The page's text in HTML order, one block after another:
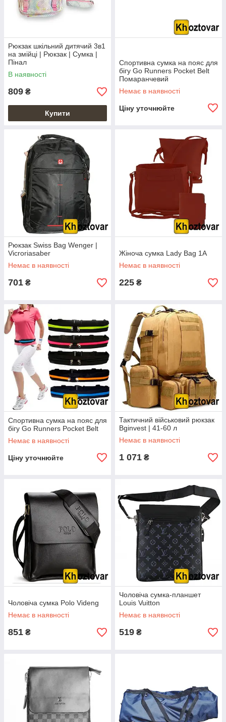
Рюкзак шкільний дитячий 3в1
на змійці | Рюкзак | Сумка |
Пінал
В наявності
809 ₴
Купити
Спортивна сумка на пояс для
бігу Go Runners Pocket Belt
Помаранчевий
Немає в наявності
Ціну уточнюйте
Рюкзак Swiss Bag Wenger |
Vicroriasaber
Немає в наявності
701 ₴
Жіноча сумка Lady Bag 1A
Немає в наявності
225 ₴
Спортивна сумка на пояс для
бігу Go Runners Pocket Belt
Немає в наявності
Ціну уточнюйте
Тактичний військовий рюкзак
Bginvest | 41-60 л
Немає в наявності
1 071 ₴
Чоловіча сумка Polo Videng
Немає в наявності
851 ₴
Чоловіча сумка-планшет
Louis Vuitton
Немає в наявності
519 ₴